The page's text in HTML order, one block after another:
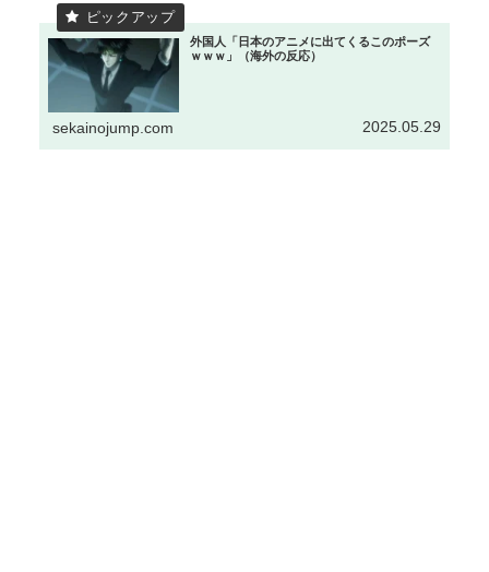
外国人「日本のアニメに出てくるこのポーズ
ｗｗｗ」（海外の反応）
sekainojump.com 2025.05.29